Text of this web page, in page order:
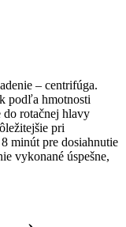
– centrifúga.
podľa hmotnosti
do rotačnej hlavy
pri
minút pre dosiahnutie
vykonané úspešne,